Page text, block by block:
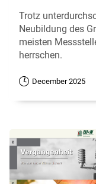
Trotz
Neubildung des
meisten
herrschen.
December 2025